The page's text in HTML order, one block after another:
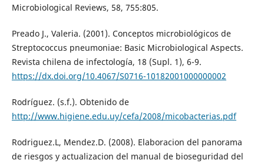
Microbiological Reviews, 58, 755:805.
Preado J., Valeria. (2001). Conceptos microbiológicos de
Streptococcus pneumoniae: Basic Microbiological Aspects.
Revista chilena de infectología, 18 (Supl. 1), 6-9.
https://dx.doi.org/10.4067/S0716-10182001000000002
Rodríguez. (s.f.). Obtenido de
http://www.higiene.edu.uy/cefa/2008/micobacterias.pdf
Rodriguez.L, Mendez.D. (2008). Elaboracion del panorama
de riesgos y actualizacion del manual de bioseguridad del